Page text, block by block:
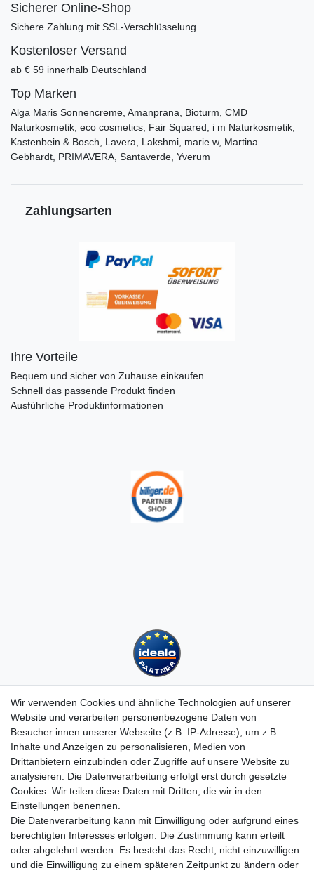
Sicherer Online-Shop
Sichere Zahlung mit SSL-Verschlüsselung
Kostenloser Versand
ab € 59 innerhalb Deutschland
Top Marken
Alga Maris Sonnencreme, Amanprana, Bioturm, CMD
Naturkosmetik, eco cosmetics, Fair Squared, i m Naturkosmetik,
Kastenbein & Bosch, Lavera, Lakshmi, marie w, Martina
Gebhardt, PRIMAVERA, Santaverde, Yverum
Zahlungsarten
Ihre Vorteile
Bequem und sicher von Zuhause einkaufen
Schnell das passende Produkt finden
Ausführliche Produktinformationen
Kundenservice
Hotline: 07452 - 847 162 0
Kontakt
Anmelden
Registrieren
Newsletter
Versand & Lieferung
Zahlungsarten
Wir verwenden Cookies und ähnliche Technologien auf unserer
Website und verarbeiten personenbezogene Daten von
Besucher:innen unserer Webseite (z.B. IP-Adresse), um z.B.
Inhalte und Anzeigen zu personalisieren, Medien von
Drittanbietern einzubinden oder Zugriffe auf unsere Website zu
analysieren. Die Datenverarbeitung erfolgt erst durch gesetzte
Cookies. Wir teilen diese Daten mit Dritten, die wir in den
Einstellungen benennen.
Die Datenverarbeitung kann mit Einwilligung oder aufgrund eines
berechtigten Interesses erfolgen. Die Zustimmung kann erteilt
oder abgelehnt werden. Es besteht das Recht, nicht einzuwilligen
und die Einwilligung zu einem späteren Zeitpunkt zu ändern oder